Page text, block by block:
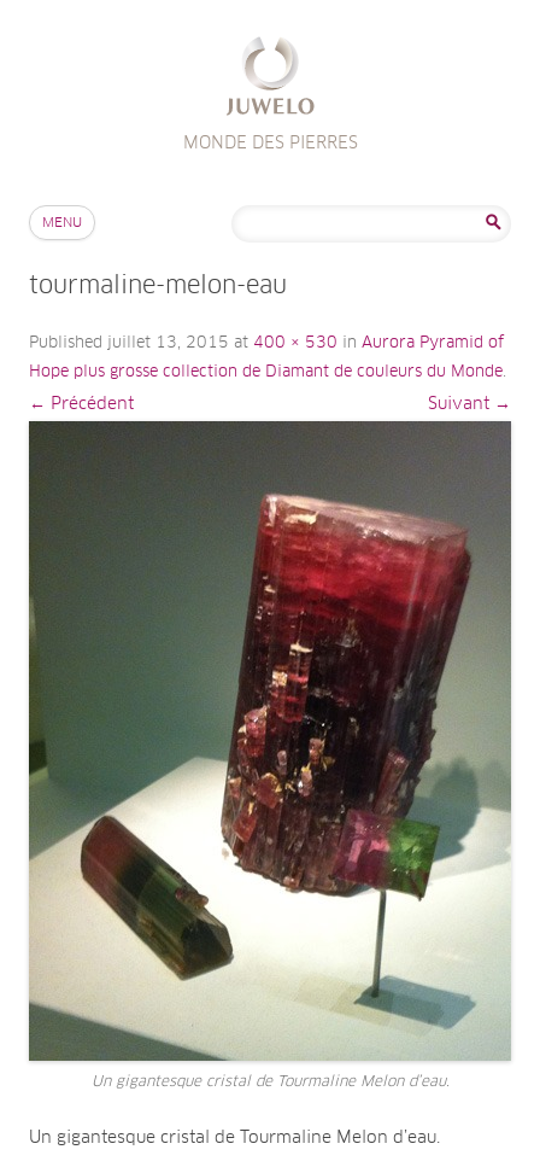
MONDE DES PIERRES
MENU
tourmaline-melon-eau
Published juillet 13, 2015 at 400 × 530 in Aurora Pyramid of
Hope plus grosse collection de Diamant de couleurs du Monde.
← Précédent Suivant →
Un gigantesque cristal de Tourmaline Melon d’eau.
Un gigantesque cristal de Tourmaline Melon d’eau.